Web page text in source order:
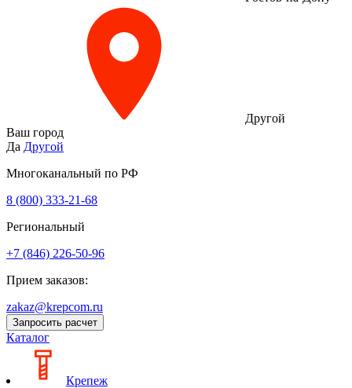
Другой
Ваш город
Да Другой
Многоканальный по РФ
8 (800) 333‑21-68
Региональный
+7 (846) 226-50-96
Прием заказов:
zakaz@krepcom.ru
Запросить расчет
Каталог
Крепеж